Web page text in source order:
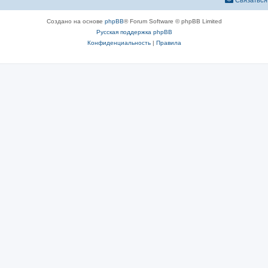
Создано на основе phpBB® Forum Software © phpBB Limited
Русская поддержка phpBB
Конфиденциальность| Правила